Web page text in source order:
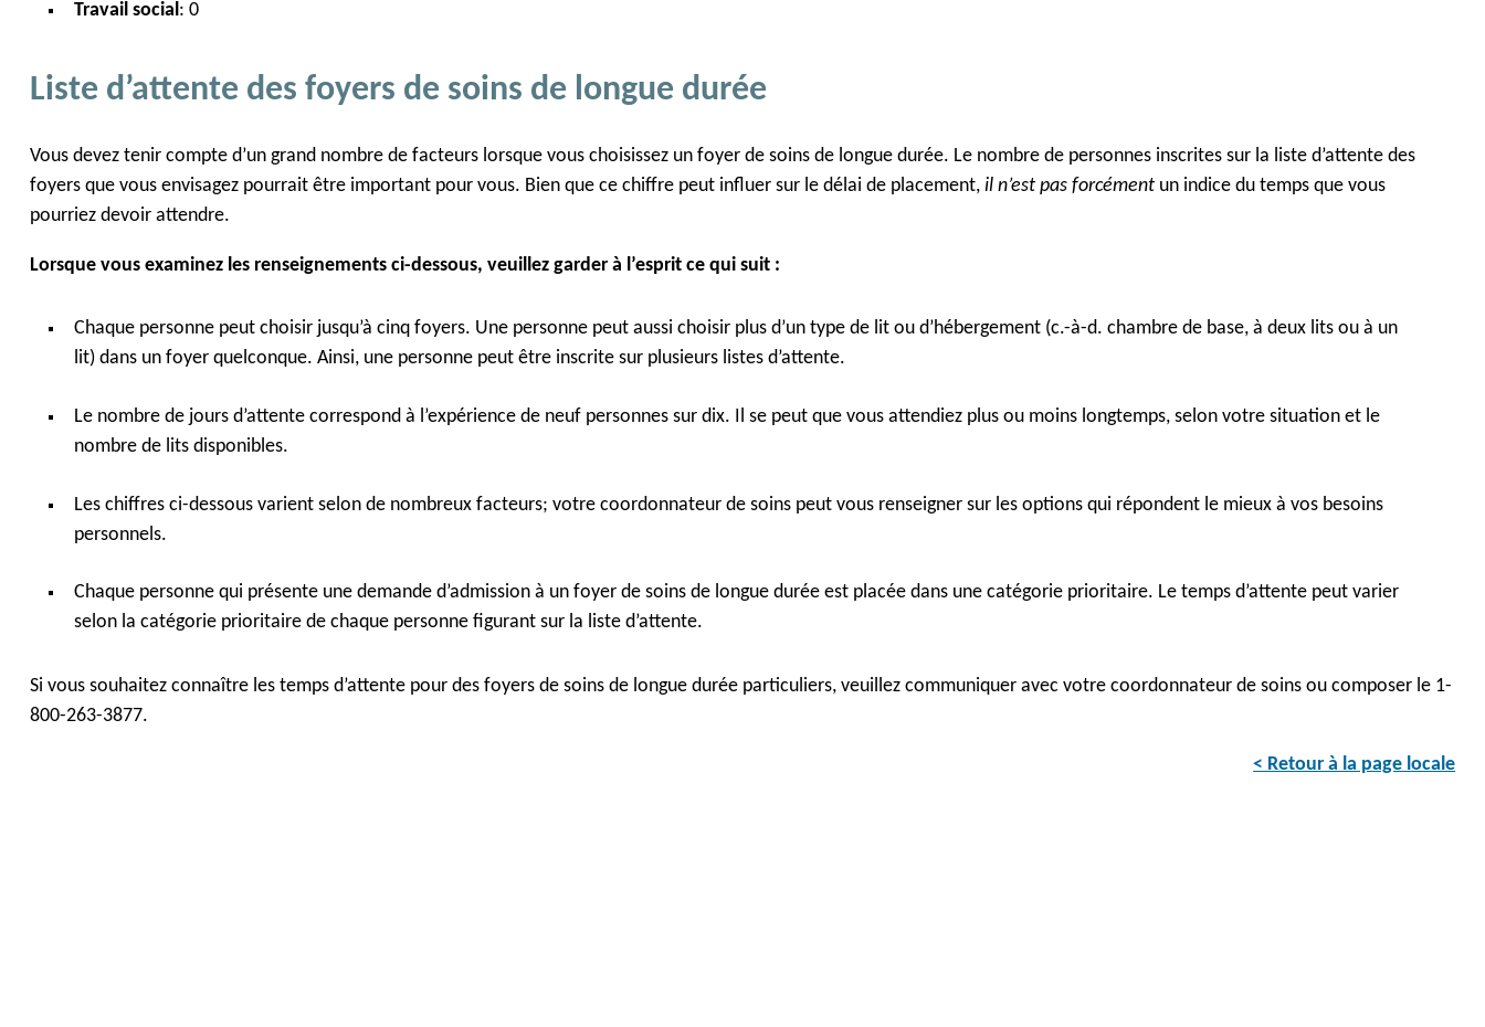
Travail social : 0
Liste d’attente des foyers de soins de longue durée
Vous devez tenir compte d’un grand nombre de facteurs lorsque vous choisissez un foyer de soins de longue durée. Le nombre de personnes inscrites sur la liste d’attente des
foyers que vous envisagez pourrait être important pour vous. Bien que ce chiffre peut influer sur le délai de placement, il n’est pas forcémentun indice du temps que vous
pourriez devoir attendre.
Lorsque vous examinez les renseignements ci-dessous, veuillez garder à l’esprit ce qui suit :
Chaque personne peut choisir jusqu’à cinq foyers. Une personne peut aussi choisir plus d’un type de lit ou d’hébergement (c.-à-d. chambre de base, à deux lits ou à un
lit) dans un foyer quelconque. Ainsi, une personne peut être inscrite sur plusieurs listes d’attente.
Le nombre de jours d’attente correspond à l’expérience de neuf personnes sur dix. Il se peut que vous attendiez plus ou moins longtemps, selon votre situation et le
nombre de lits disponibles.
Les chiffres ci-dessous varient selon de nombreux facteurs; votre coordonnateur de soins peut vous renseigner sur les options qui répondent le mieux à vos besoins
personnels.
Chaque personne qui présente une demande d’admission à un foyer de soins de longue durée est placée dans une catégorie prioritaire. Le temps d’attente peut varier
selon la catégorie prioritaire de chaque personne figurant sur la liste d’attente.
Si vous souhaitez connaître les temps d’attente pour des foyers de soins de longue durée particuliers, veuillez communiquer avec votre coordonnateur de soins ou composer le 1-
800-263-3877.
< Retour à la page locale